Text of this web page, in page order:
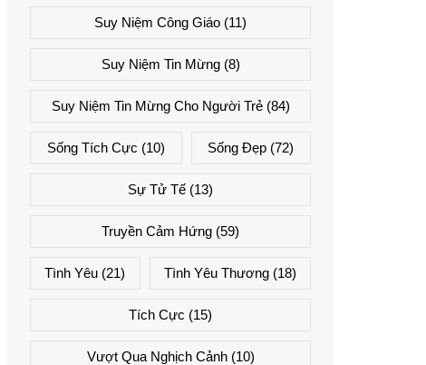
Suy Niệm Công Giáo (11)
Suy Niệm Tin Mừng(8)
Suy Niệm Tin Mừng Cho Người Trẻ(84)
Sống Tích Cực (10) Sống Đẹp (72)
Sự Tử Tế (13)
Truyền Cảm Hứng (59)
Tình Yêu (21) Tình Yêu Thương(18)
Tích Cực (15)
Vượt Qua Nghịch Cảnh(10)